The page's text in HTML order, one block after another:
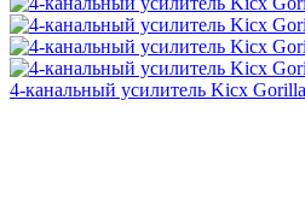
4-канальный усилитель Kicx